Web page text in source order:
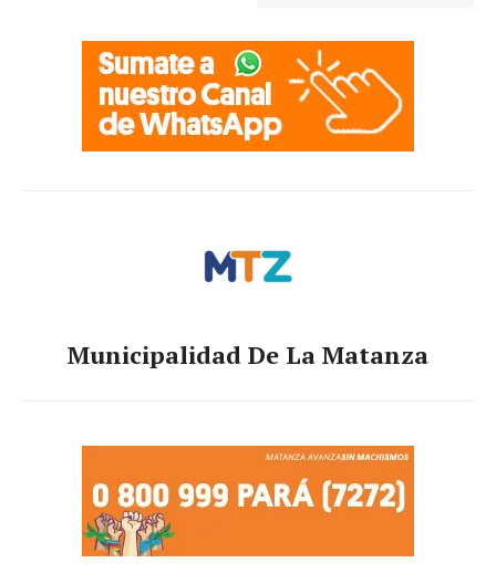
Municipalidad De La Matanza